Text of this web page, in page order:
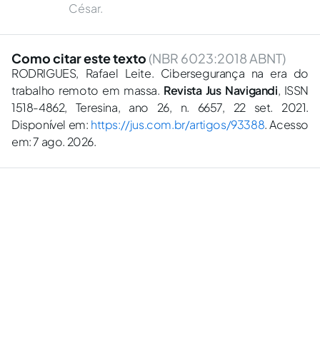
César.
Como citar este texto (NBR 6023:2018 ABNT)
RODRIGUES, Rafael Leite. Cibersegurança na era do
trabalho remoto em massa. Revista Jus Navigandi, ISSN
1518-4862, Teresina, ano 26, n. 6657, 22 set. 2021.
Disponível em: https://jus.com.br/artigos/93388. Acesso
em: 7 ago. 2026.